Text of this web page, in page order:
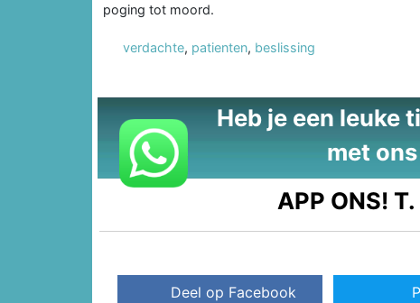
poging tot moord.
verdachte, patienten, beslissing
Heb je een leuke
met
APP ONS! T.
Deel op Facebook